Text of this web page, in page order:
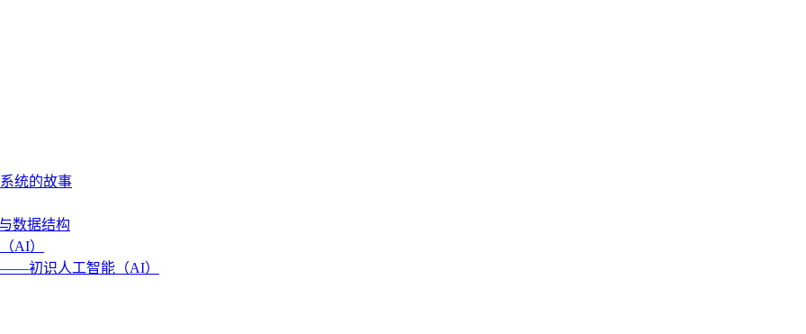
统的故事
数据结构
AI）
——初识人工智能（AI）